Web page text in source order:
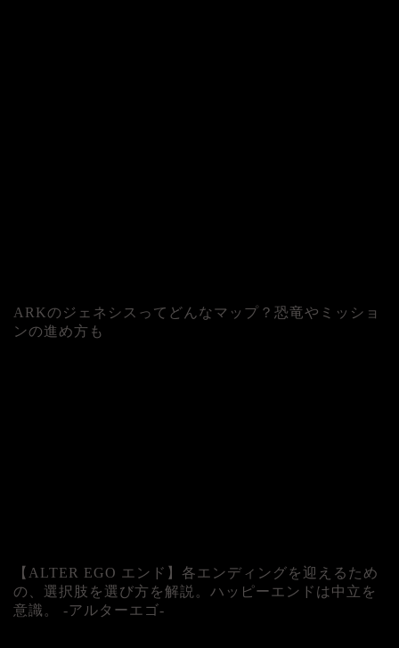
ARKのジェネシスってどんなマップ？恐竜やミッショ
ンの進め方も
【ALTER EGO エンド】各エンディングを迎えるため
の、選択肢を選び方を解説。ハッピーエンドは中立を
意識。 -アルターエゴ-